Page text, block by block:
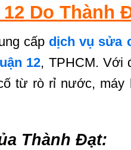
Do Thành
cấp dịch vụ sửa
12, TPHCM. Với
từ rò rỉ nước, máy
Thành Đạt: